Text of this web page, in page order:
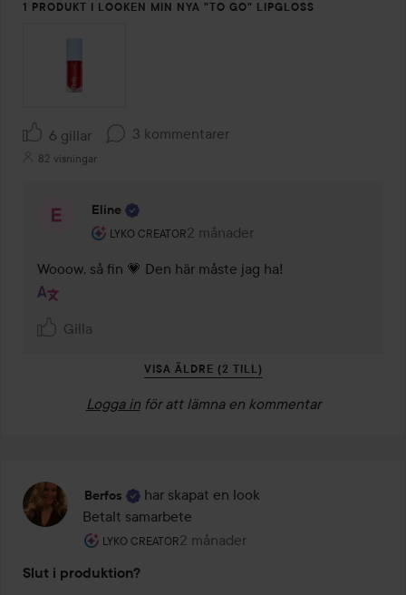
1 PRODUKT I LOOKEN MIN NYA "TO GO" LIPGLOSS
6 gillar 3 kommentarer
82 visningar
Eline
LYKO CREATOR
Användarens roll: Lyko Creator.
2 månader
Kommentaren lades 2 månader
Wooow, så fin 💗 Den här måste jag ha!
Gilla
VISA ÄLDRE (2 TILL)
Logga in för att lämna en kommentar
Berfos
har skapat en look
Betalt samarbete
LYKO CREATOR
Användarens roll: Lyko Creator.
2 månader
Inlägget skapades 2 månader
Slut i produktion?